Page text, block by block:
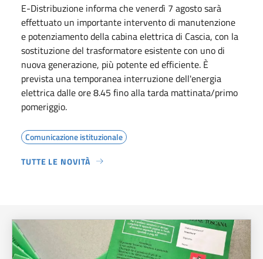
E-Distribuzione informa che venerdì 7 agosto sarà
effettuato un importante intervento di manutenzione
e potenziamento della cabina elettrica di Cascia, con la
sostituzione del trasformatore esistente con uno di
nuova generazione, più potente ed efficiente. È
prevista una temporanea interruzione dell'energia
elettrica dalle ore 8.45 fino alla tarda mattinata/primo
pomeriggio.
Comunicazione istituzionale
TUTTE LE NOVITÀ